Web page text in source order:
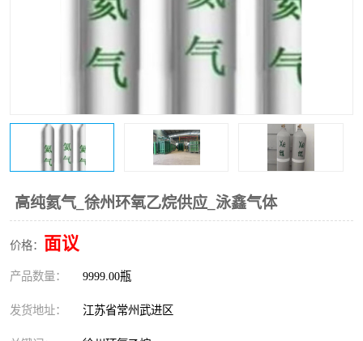
高纯氦气_徐州环氧乙烷供应_泳鑫气体
价格： 面议
产品数量： 9999.00瓶
发货地址： 江苏省常州武进区